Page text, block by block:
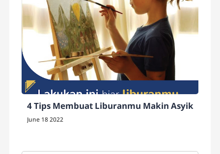
4 Tips Membuat Liburanmu Makin Asyik
June 18 2022